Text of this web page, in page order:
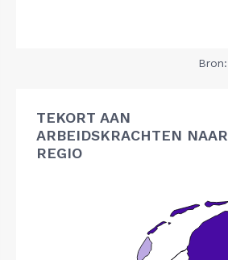
Bron:
TEKORT AAN
ARBEIDSKRACHTEN NAAR
REGIO